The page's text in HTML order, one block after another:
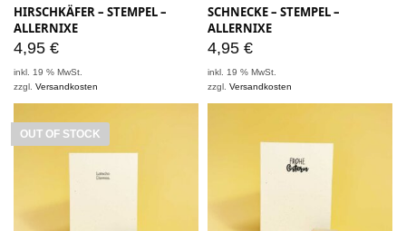
HIRSCHKÄFER – STEMPEL –
ALLERNIXE
4,95 €
inkl. 19 % MwSt.
zzgl.Versandkosten
SCHNECKE – STEMPEL –
ALLERNIXE
4,95 €
inkl. 19 % MwSt.
zzgl.Versandkosten
OUT OF STOCK